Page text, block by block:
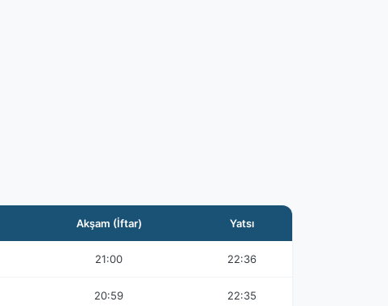
Akşam (İftar) Yatsı
21:00 22:36
20:59 22:35